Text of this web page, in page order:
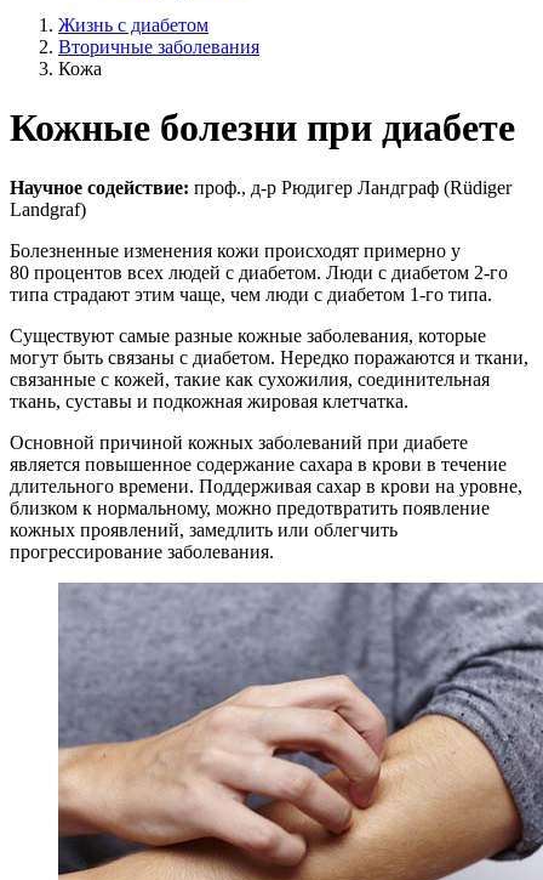
Жизнь с диабетом
Вторичные заболевания
Кожа
Кожные болезни при диабете
Научное содействие: проф., д-р Рюдигер Ландграф (Rüdiger
Landgraf)
Болезненные изменения кожи происходят примерно у
80 процентов всех людей с диабетом. Люди с диабетом 2-го
типа страдают этим чаще, чем люди с диабетом 1-го типа.
Существуют самые разные кожные заболевания, которые
могут быть связаны с диабетом. Нередко поражаются и ткани,
связанные с кожей, такие как сухожилия, соединительная
ткань, суставы и подкожная жировая клетчатка.
Основной причиной кожных заболеваний при диабете
является повышенное содержание сахара в крови в течение
длительного времени. Поддерживая сахар в крови на уровне,
близком к нормальному, можно предотвратить появление
кожных проявлений, замедлить или облегчить
прогрессирование заболевания.